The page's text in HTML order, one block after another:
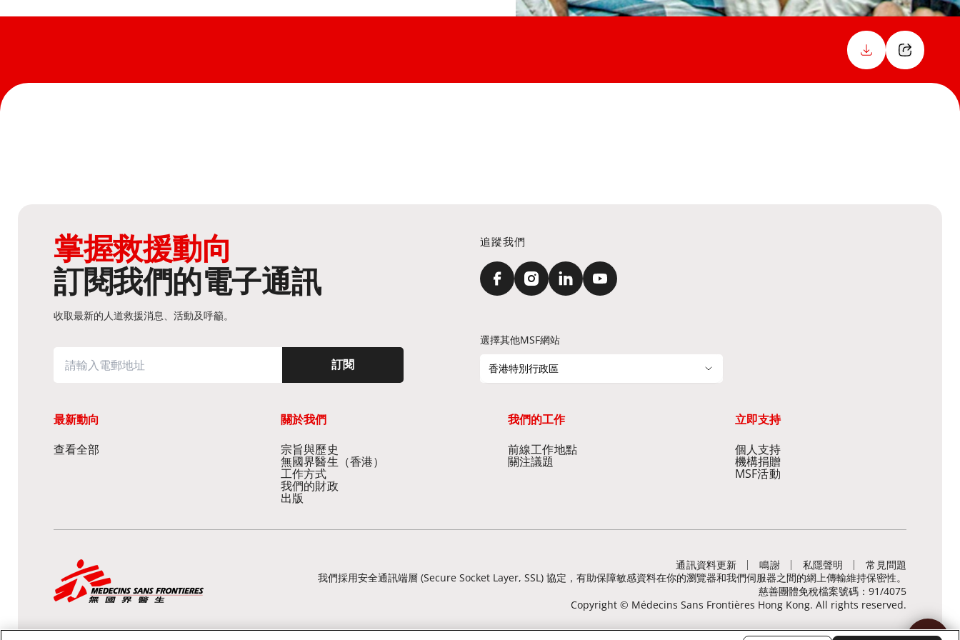
掌握救援動向
訂閱我們的電子通訊
收取最新的人道救援消息、活動及呼籲。
訂閱
追蹤我們
選擇其他MSF網站
香港特別行政區
最新動向
查看全部
關於我們
宗旨與歷史​
無國界醫生（香港）​
工作方式
我們的財政
出版
我們的工作
前線工作地點​
關注議題
立即支持
個人支持
機構捐贈
MSF活動
通訊資料更新 鳴謝 私隱聲明
常見問題
我們採用安全通訊端層 (Secure Socket Layer, SSL) 協定，有助保障敏感資料在你的瀏覽器和我們伺服器之間的網上傳輸維持保密性。
慈善團體免稅檔案號碼：91/4075
Copyright © Médecins Sans Frontières Hong Kong. All rights reserved.